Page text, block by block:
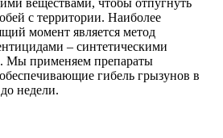
веществами, чтобы отпугнуть
с территории. Наиболее
момент является метод
– синтетическими
Мы применяем препараты
гибель грызунов в
недели.